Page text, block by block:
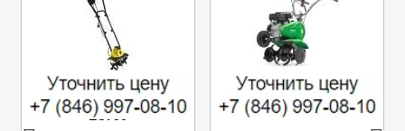
Электрический
культиватор Champion
EC750
Культиватор Caiman
MOKKO 40 C2